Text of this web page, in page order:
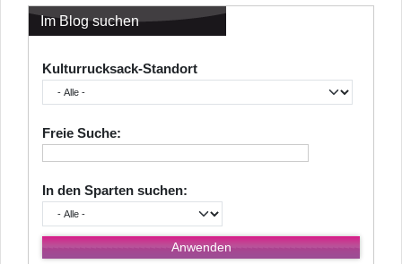
Im Blog suchen
Kulturrucksack-Standort
Freie Suche:
In den Sparten suchen: